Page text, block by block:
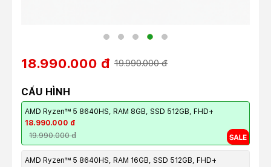
18.990.000 đ 19.990.000 đ
CẤU HÌNH
AMD Ryzen™ 5 8640HS, RAM 8GB, SSD 512GB, FHD+
18.990.000 đ
19.990.000 đ
AMD Ryzen™ 5 8640HS, RAM 16GB, SSD 512GB, FHD+